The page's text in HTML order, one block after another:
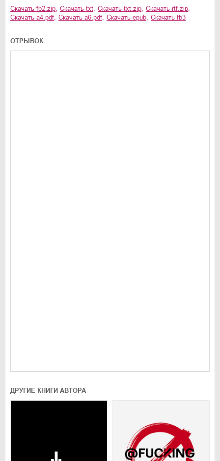
Скачать fb2.zip, Скачать txt, Скачать txt.zip, Скачать rtf.zip,
Скачать a4.pdf, Скачать a6.pdf, Скачать epub, Скачать fb3
ОТРЫВОК
ДРУГИЕ КНИГИ АВТОРА